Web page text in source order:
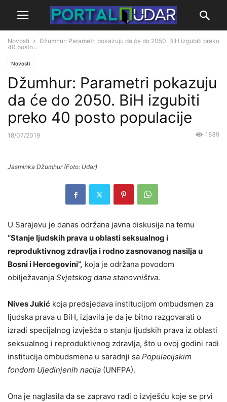
Novosti
Džumhur: Parametri pokazuju da će do 2050. BiH izgubiti preko
40 posto...
Novosti
Džumhur: Parametri pokazuju
da će do 2050. BiH izgubiti
preko 40 posto populacije
18/07/2019 1839
Jasminka Džumhur (Foto: Udar)
U Sarajevu je danas održana javna diskusija na temu
“Stanje ljudskih prava u oblasti seksualnog i
reproduktivnog zdravlja i rodno zasnovanog nasilja u
Bosni i Hercegovini”, koja je održana povodom
obilježavanja Svjetskog dana stanovništva.
Nives Jukić koja predsjedava institucijom ombudsmen za
ljudska prava u BiH, izjavila je da je bitno razgovarati o
izradi specijalnog izvješća o stanju ljudskih prava iz oblasti
seksualnog i reproduktivnog zdravlja, što u ovoj godini radi
institucija ombudsmena u saradnji sa Populacijskim
fondom Ujedinjenih nacija (UNFPA).
Ona je naglasila da se zapravo radi o izvješću koje se prvi